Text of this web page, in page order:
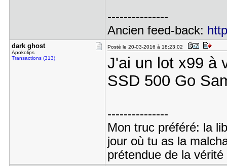
---------------
Ancien feed-back:
dark ghost
Apokolips
Transactions (313)
Posté le 20-03-2016 à 18:23:02
J'ai un lot x99 à
SSD 500 Go
---------------
Mon truc préféré: la
jour où tu as la
prétendue de la